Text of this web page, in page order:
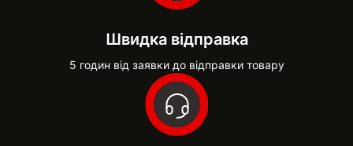
Швидка відправка
5 годин від заявки до відправки товару